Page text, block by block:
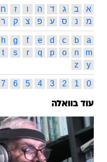
א ב ג ד ה ו ז ח
מ
נ ס ע פ צ ק ר
a
b
c
d
e
f
g
h
m
n
o
p
q
r
s
t
y
z
0
1
2
3
4
5
6
7
עוד בוואלה